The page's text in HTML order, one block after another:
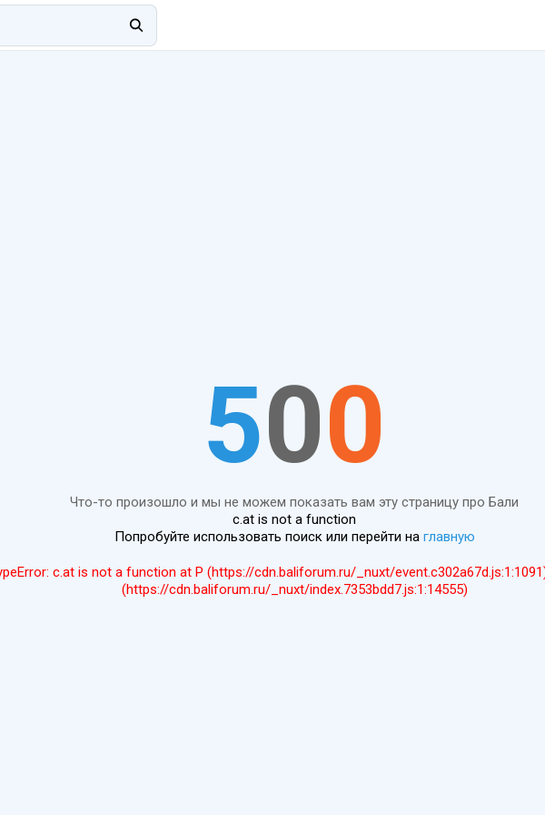
500
Что-то произошло и мы не можем показать вам эту страницу про Бали
c.at is not a function
Попробуйте использовать поиск или перейти на главную
c.at is not a function at P (https://cdn.baliforum.ru/_nuxt/
(https://cdn.baliforum.ru/_nuxt/index.7353bdd7.js:1:14555)